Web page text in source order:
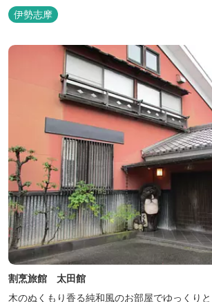
低価格でお楽しみください。
伊勢志摩
割烹旅館 太田館
木のぬくもり香る純和風のお部屋でゆっくりと